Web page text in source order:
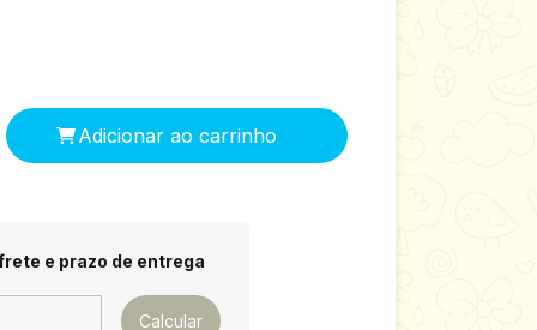
Alterar CEP
e prazo de entrega
Calcular